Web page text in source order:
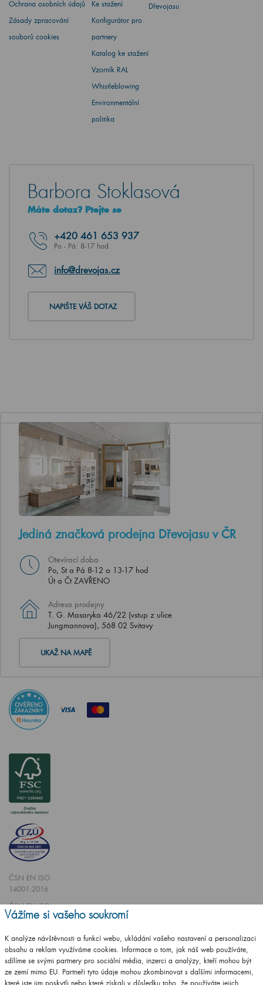
Ochrana osobních údajů
Zásady zpracování
souborů cookies
Ke stažení
Konfigurátor pro
partnery
Katalog ke stažení
Vzorník RAL
Whistleblowing
Environmentální
politika
Dřevojasu
Barbora Stoklasová
Máte dotaz? Ptejte se
+420 461 653 937
Po - Pá: 8-17 hod.
info@drevojas.cz
NAPIŠTE VÁŠ DOTAZ
Jediná značková prodejna Dřevojasu v ČR
Otevírací doba
Po, St a Pá 8-12 a 13-17 hod
Út a Čt ZAVŘENO
Adresa prodejny
T. G. Masaryka 46/22 (vstup z ulice
Jungmannova), 568 02 Svitavy
UKAŽ NA MAPĚ
ČSN EN ISO
14001:2016
ČSN EN ISO
9001:2016
Vážíme si vašeho soukromí
K analýze návštěvnosti a funkcí webu, ukládání vašeho nastavení a personalizaci
obsahu a reklam využíváme cookies. Informace o tom, jak náš web používáte,
sdílíme se svými partnery pro sociální média, inzerci a analýzy, kteří mohou být
ze zemí mimo EU. Partneři tyto údaje mohou zkombinovat s dalšími informacemi,
které jste jim poskytli nebo které získali v důsledku toho, že používáte jejich